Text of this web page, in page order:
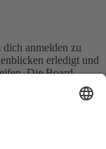
anmelden zu
erledigt und
Die Board-
zusätzliche
bevor du